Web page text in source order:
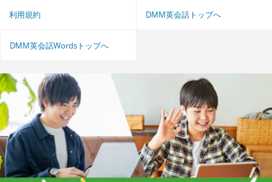
利用規約 DMM英会話トップへ
DMM英会話Wordsトップへ